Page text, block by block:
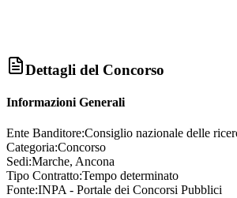
Dettagli del Concorso
Informazioni Generali
Ente Banditore:Consiglio nazionale delle
Categoria:Concorso
Sedi:Marche, Ancona
Tipo Contratto:Tempo determinato
Fonte:INPA - Portale dei Concorsi Pubblici